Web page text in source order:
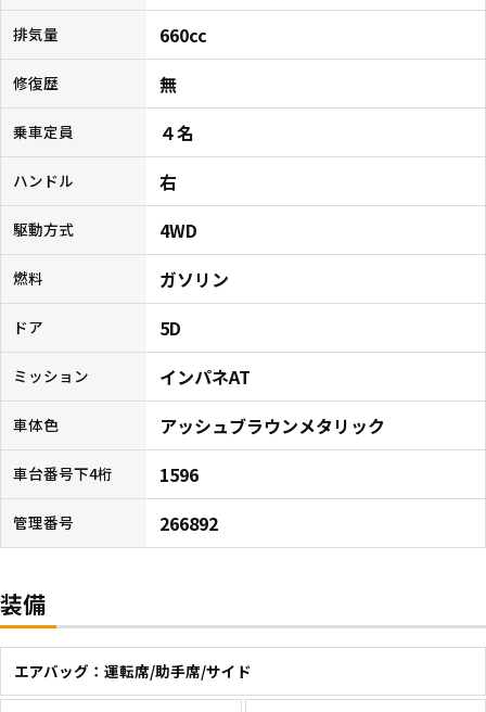
排気量 660cc
修復歴 無
乗車定員 ４名
ハンドル 右
駆動方式 4WD
燃料 ガソリン
ドア 5D
ミッション インパネAT
車体色 アッシュブラウンメタリック
車台番号下4桁 1596
管理番号 266892
装備
エアバッグ：運転席/助手席/サイド